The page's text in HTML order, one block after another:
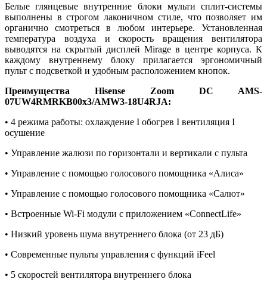
Белые глянцевые внутренние блоки мульти сплит-системы
выполнены в строгом лаконичном стиле, что позволяет им
органично смотреться в любом интерьере. Установленная
температура воздуха и скорость вращения вентилятора
выводятся на скрытый дисплей Mirage в центре корпуса. К
каждому внутреннему блоку прилагается эргономичный
пульт с подсветкой и удобным расположением кнопок.
Преимущества Hisense Zoom DC AMS-
07UW4RMRKB00х3/AMW3-18U4RJA:
• 4 режима работы: охлаждение I обогрев I вентиляция I
осушение
• Управление жалюзи по горизонтали и вертикали с пульта
• Управление с помощью голосового помощника «Алиса»
• Управление с помощью голосового помощника «Салют»
• Встроенные Wi-Fi модули с приложением «ConnectLife»
• Низкий уровень шума внутреннего блока (от 23 дБ)
• Современные пульты управления с функций iFeel
• 5 скоростей вентилятора внутреннего блока